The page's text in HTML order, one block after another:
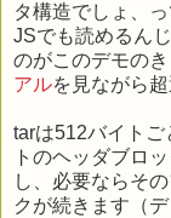
タ構造でしょ、
JSでも読めるん
のがこのデモの
アルを見ながら
tarは512バイトご
トのヘッダブロ
し、必要ならそ
クが続きます（